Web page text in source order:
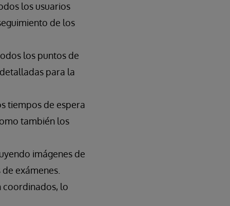
los usuarios
de los
los puntos de
para la
tiempos de espera
también los
imágenes de
exámenes.
coordinados, lo